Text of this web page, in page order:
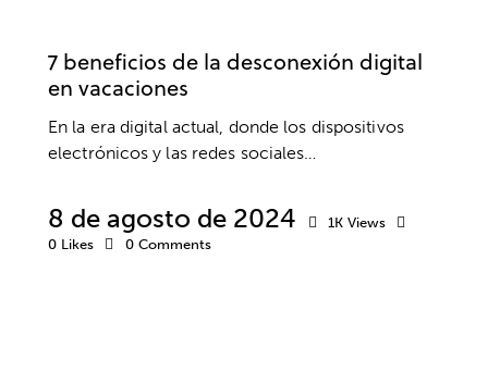
7 beneficios de la desconexión digital
en vacaciones
En la era digital actual, donde los dispositivos
electrónicos y las redes sociales…
8 de agosto de 2024 1K Views
0 Likes 0 Comments